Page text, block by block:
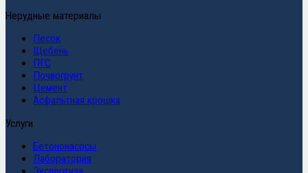
Нерудные материалы
Песок
Щебень
ПГС
Почвогрунт
Цемент
Асфальтная крошка
Услуги
Бетононасосы
Лаборатория